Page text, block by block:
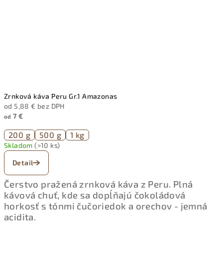
Zrnková káva Peru Gr.1 Amazonas
od 5,88 € bez DPH
od 7 €
200 g 500 g 1 kg
Skladom(>10 ks)
Detail
Čerstvo pražená zrnková káva z Peru. Plná
kávová chuť, kde sa dopĺňajú čokoládová
horkosť s tónmi čučoriedok a orechov - jemná
acidita.